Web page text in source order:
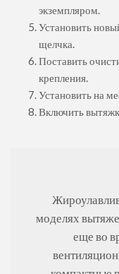
экземпляром.
Установить
щелчка.
Поставить
крепления.
Установить на
Включить
моделях
еще во